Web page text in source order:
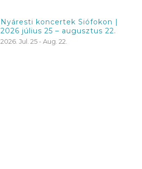
Nyáresti koncertek Siófokon |
2026 július 25 – augusztus 22.
2026. Jul. 25 - Aug. 22.